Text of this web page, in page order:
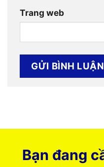
Trang web
Bạn đang